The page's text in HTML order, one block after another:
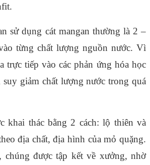
sử dụng cát mangan thường là 2 –
từng chất lượng nguồn nước. Vì
trực tiếp vào các phản ứng hóa học
giảm chất lượng nước trong quá
khai thác bằng 2 cách: lộ thiên và
địa chất, địa hình của mỏ quặng.
chúng được tập kết về xưởng, nhờ